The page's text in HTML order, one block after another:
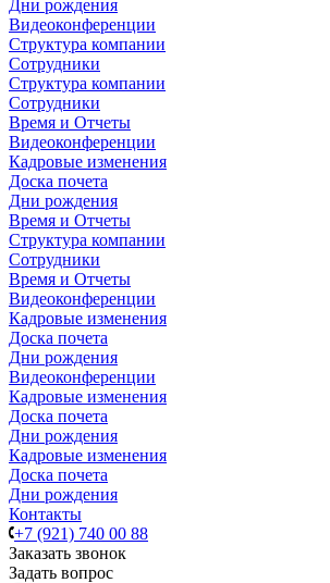
Дни рождения
Видеоконференции
Структура компании
Сотрудники
Структура компании
Сотрудники
Время и Отчеты
Видеоконференции
Кадровые изменения
Доска почета
Дни рождения
Время и Отчеты
Структура компании
Сотрудники
Время и Отчеты
Видеоконференции
Кадровые изменения
Доска почета
Дни рождения
Видеоконференции
Кадровые изменения
Доска почета
Дни рождения
Кадровые изменения
Доска почета
Дни рождения
Контакты
+7 (921) 740 00 88
Заказать звонок
Задать вопрос